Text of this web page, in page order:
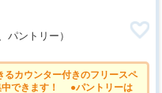
パントリー）
るカウンター付きのフリースペ
中できます！ ●パントリーは